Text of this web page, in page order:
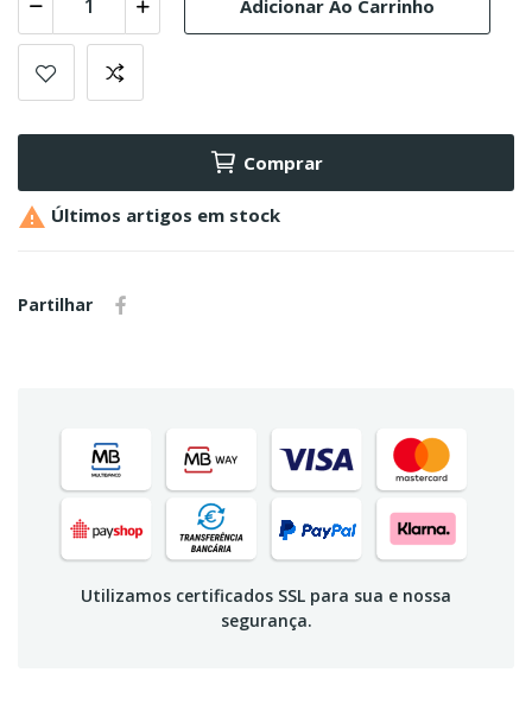
Adicionar Ao Carrinho
Comprar
 Últimos artigos em stock
Partilhar
Utilizamos certificados SSL para sua e nossa
segurança.